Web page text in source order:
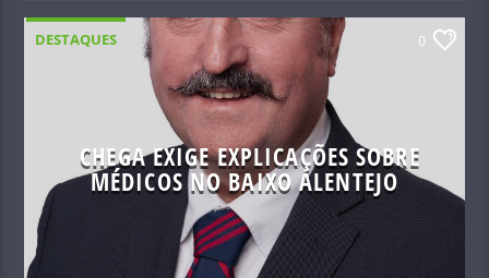
DESTAQUES 0
CHEGA EXIGE EXPLICAÇÕES SOBRE
MÉDICOS NO BAIXO ALENTEJO